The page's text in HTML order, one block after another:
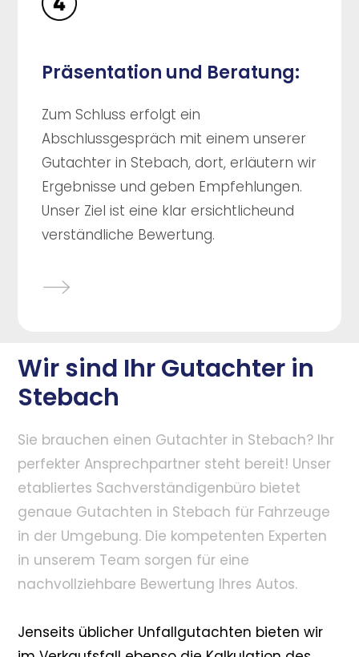
Präsentation und Beratung:
Zum Schluss erfolgt ein
Abschlussgespräch mit einem unserer
Gutachter in Stebach, dort, erläutern wir
Ergebnisse und geben Empfehlungen.
Unser Ziel ist eine klar ersichtlicheund
verständliche Bewertung.
Wir sind Ihr Gutachter in
Stebach
Sie brauchen einen Gutachter in Stebach? Ihr
perfekter Ansprechpartner steht bereit! Unser
etabliertes Sachverständigenbüro bietet
genaue Gutachten in Stebach für Fahrzeuge
in der Umgebung. Die kompetenten Experten
in unserem Team sorgen für eine
nachvollziehbare Bewertung Ihres Autos.
Jenseits üblicher Unfallgutachten bieten wir